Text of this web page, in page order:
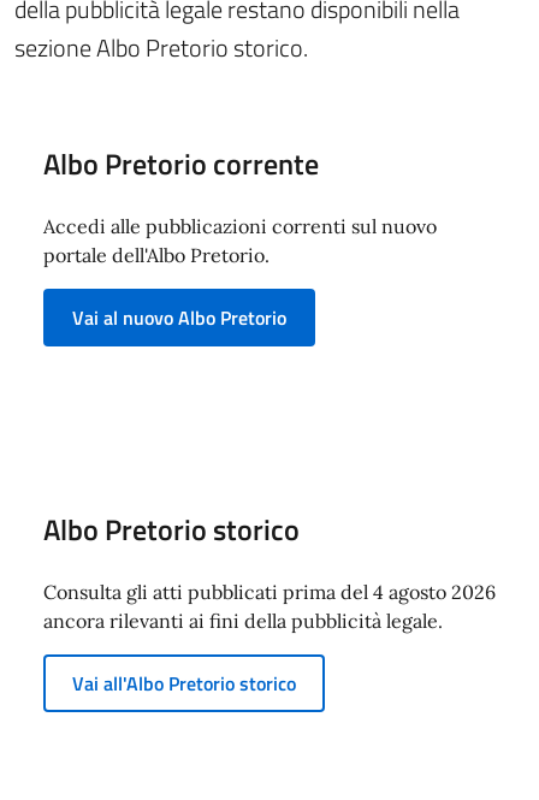
della pubblicità legale restano disponibili nella
sezione Albo Pretorio storico.
Albo Pretorio corrente
Accedi alle pubblicazioni correnti sul nuovo
portale dell'Albo Pretorio.
Vai al nuovo Albo Pretorio
Albo Pretorio storico
Consulta gli atti pubblicati prima del 4 agosto 2026
ancora rilevanti ai fini della pubblicità legale.
Vai all'Albo Pretorio storico